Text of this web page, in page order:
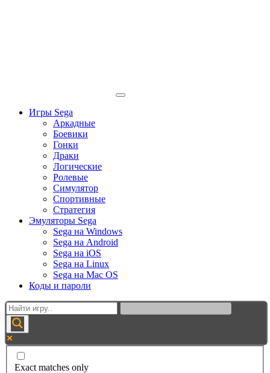
Игры Sega
Аркадные
Боевики
Гонки
Драки
Логические
Ролевые
Симулятор
Спортивные
Стратегия
Эмуляторы Sega
Sega на Windows
Sega на Android
Sega на iOS
Sega на Linux
Sega на Mac OS
Коды и пароли
Exact matches only